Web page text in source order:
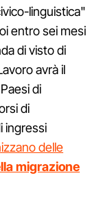
linguistica"
entro sei mesi
di visto di
avrà il
di
di
ingressi
delle
migrazione